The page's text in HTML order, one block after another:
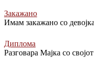
Закажано
Имам закажано со
Диплома
Разговара Мајка со